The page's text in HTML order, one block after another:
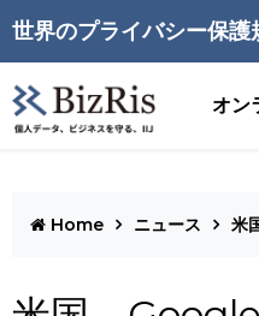
世界のプライバシー保護
オン
Home ニュース 米